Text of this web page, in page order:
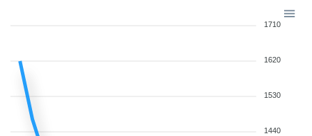
1710
1620
1530
1440